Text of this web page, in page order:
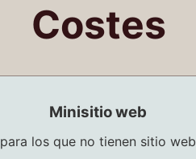
Costes
Minisitio web
para los que no tienen sitio web